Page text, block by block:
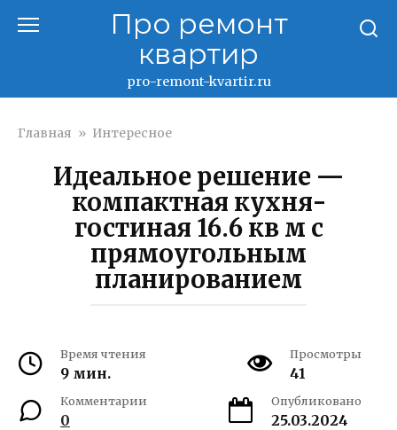
Про ремонт
квартир
pro-remont-kvartir.ru
Главная » Интересное
Идеальное решение —
компактная кухня-
гостиная 16.6 кв м с
прямоугольным
планированием
Время чтения
9 мин.
Просмотры
41
Комментарии
0
Опубликовано
25.03.2024